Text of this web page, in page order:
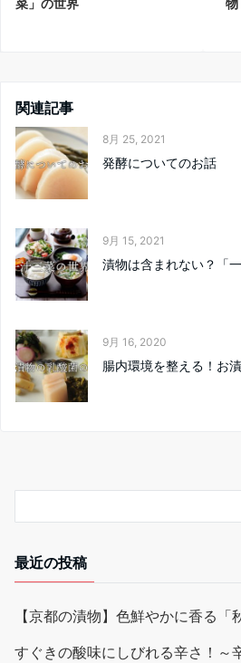
菜」の世界
物
関連記事
8月 25, 2021
発酵についてのお話
9月 15, 2021
漬物は含まれない？「
9月 16, 2020
腸内環境を整える！お
最近の投稿
【京都の漬物】色鮮やかに香る「
すぐきの酸味にしびれる辛さ！～